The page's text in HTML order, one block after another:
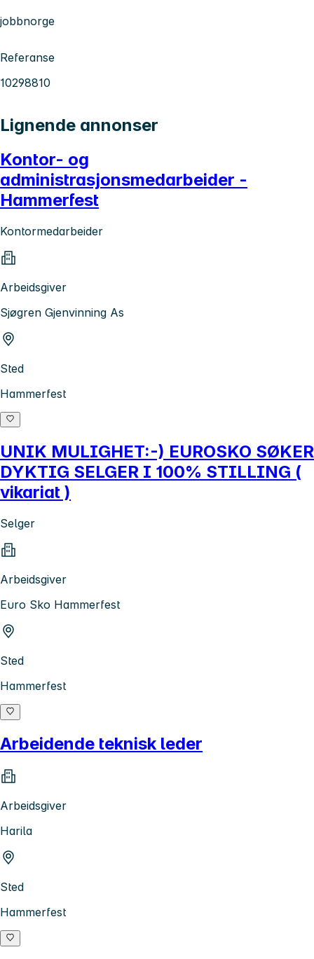
jobbnorge
Referanse
10298810
Lignende annonser
Kontor- og
administrasjonsmedarbeider -
Hammerfest
Kontormedarbeider
Arbeidsgiver
Sjøgren Gjenvinning As
Sted
Hammerfest
UNIK MULIGHET:-) EUROSKO SØKER
DYKTIG SELGER I 100% STILLING (
vikariat )
Selger
Arbeidsgiver
Euro Sko Hammerfest
Sted
Hammerfest
Arbeidende teknisk leder
Arbeidsgiver
Harila
Sted
Hammerfest